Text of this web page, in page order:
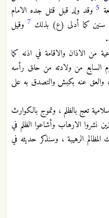
5وقد ولد قبل قتل جده الامام
سنين كما أدلى (ع) بذلك 7 وقيل
من الاذان والاقامة في اذنه كما
السابع من ولادته من حلق رأسه
والعق عنه بكبش والتصدق به على
تعج بالظلم ، وتموج بالكوارث
نشروا الارهاب وأشاعوا الظلم في
الرهيبة ، وسنذكر حديثه في